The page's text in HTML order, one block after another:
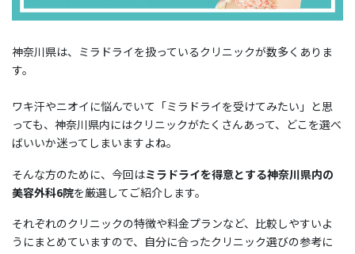
神奈川県は、ミラドライを扱っているクリニックが数多くありま
す。
ワキ汗やニオイに悩んでいて「ミラドライを受けてみたい」と思
っても、神奈川県内にはクリニックがたくさんあって、どこを選べ
ばいいか迷ってしまいますよね。
そんな方のために、今回はミラドライを得意とする神奈川県内の
美容外科6院を厳選してご紹介します。
それぞれのクリニックの特徴や料金プランなど、比較しやすいよ
うにまとめていますので、自分に合ったクリニック選びの参考に